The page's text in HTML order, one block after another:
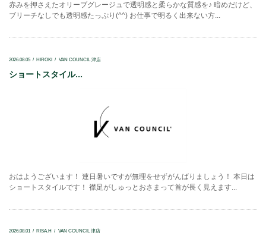
赤みを押さえたオリーブグレージュで透明感と柔らかな質感を♪ 暗めだけど、
ブリーチなしでも透明感たっぷり(^^) お仕事で明るく出来ない方...
2026.08.05 HIROKI VAN COUNCIL 津店
ショートスタイル...
おはようございます！ 連日暑いですが無理をせずがんばりましょう！ 本日は
ショートスタイルです！ 襟足がしゅっとおさまって首が長く見えます...
2026.08.01 RISA.H VAN COUNCIL 津店